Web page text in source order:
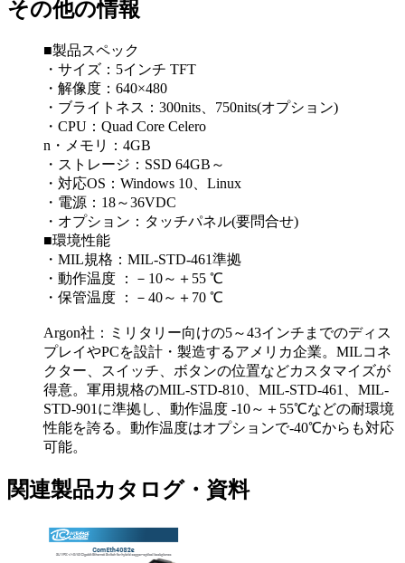
その他の情報
■製品スペック
・サイズ：5インチ TFT
・解像度：640×480
・ブライトネス：300nits、750nits(オプション)
・CPU：Quad Core Celero
n・メモリ：4GB
・ストレージ：SSD 64GB～
・対応OS：Windows 10、Linux
・電源：18～36VDC
・オプション：タッチパネル(要問合せ)
■環境性能
・MIL規格：MIL-STD-461準拠
・動作温度 ：－10～＋55 ℃
・保管温度 ：－40～＋70 ℃
Argon社：ミリタリー向けの5～43インチまでのディス
プレイやPCを設計・製造するアメリカ企業。MILコネ
クター、スイッチ、ボタンの位置などカスタマイズが
得意。軍用規格のMIL-STD-810、MIL-STD-461、MIL-
STD-901に準拠し、動作温度 -10～＋55℃などの耐環境
性能を誇る。動作温度はオプションで-40℃からも対応
可能。
関連製品カタログ・資料